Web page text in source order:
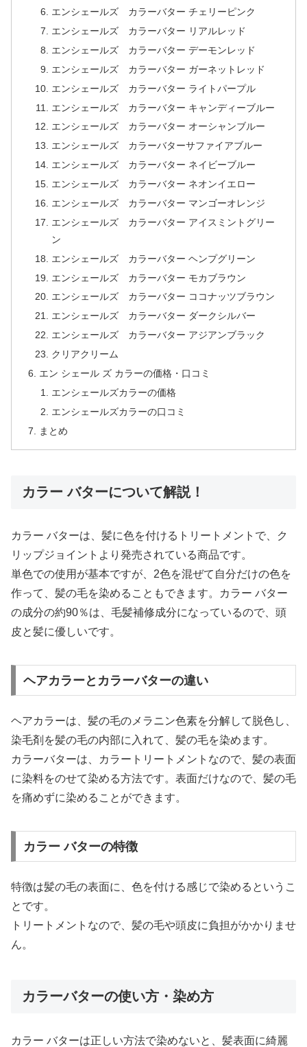
エンシェールズ カラーバター チェリーピンク
エンシェールズ カラーバター リアルレッド
エンシェールズ カラーバター デーモンレッド
エンシェールズ カラーバター ガーネットレッド
エンシェールズ カラーバター ライトパープル
エンシェールズ カラーバター キャンディーブルー
エンシェールズ カラーバター オーシャンブルー
エンシェールズ カラーバターサファイアブルー
エンシェールズ カラーバター ネイビーブルー
エンシェールズ カラーバター ネオンイエロー
エンシェールズ カラーバター マンゴーオレンジ
エンシェールズ カラーバター アイスミントグリー
ン
エンシェールズ カラーバター ヘンプグリーン
エンシェールズ カラーバター モカブラウン
エンシェールズ カラーバター ココナッツブラウン
エンシェールズ カラーバター ダークシルバー
エンシェールズ カラーバター アジアンブラック
クリアクリーム
エン シェール ズ カラーの価格・口コミ
エンシェールズカラーの価格
エンシェールズカラーの口コミ
まとめ
カラー バターについて解説！
カラー バターは、髪に色を付けるトリートメントで、ク
リップジョイントより発売されている商品です。
単色での使用が基本ですが、2色を混ぜて自分だけの色を
作って、髪の毛を染めることもできます。カラー バター
の成分の約90％は、毛髪補修成分になっているので、頭
皮と髪に優しいです。
ヘアカラーとカラーバターの違い
ヘアカラーは、髪の毛のメラニン色素を分解して脱色し、
染毛剤を髪の毛の内部に入れて、髪の毛を染めます。
カラーバターは、カラートリートメントなので、髪の表面
に染料をのせて染める方法です。表面だけなので、髪の毛
を痛めずに染めることができます。
カラー バターの特徴
特徴は髪の毛の表面に、色を付ける感じで染めるというこ
とです。
トリートメントなので、髪の毛や頭皮に負担がかかりませ
ん。
カラーバターの使い方・染め方
カラー バターは正しい方法で染めないと、髪表面に綺麗